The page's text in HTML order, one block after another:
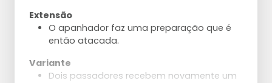
Extensão
O apanhador faz uma preparação que é
então atacada.
Variante
Dois passadores recebem novamente um